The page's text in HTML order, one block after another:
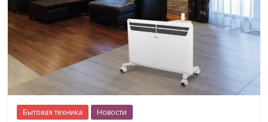
Бытовая техника Новости